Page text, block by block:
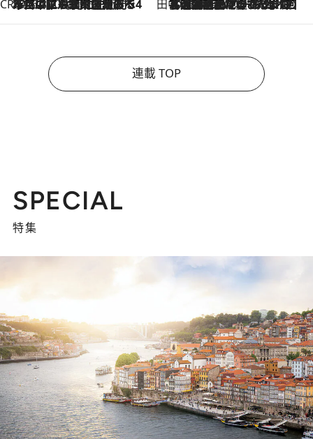
CREA'S CHOICE
2026.8.7
「立川にも歌舞伎があるんだよ」 片岡仁左衛門・市川中車ら豪華座組みで4年目の立川立飛歌舞伎へ 田中稲の勝手に再ブーム
2026.8.7
「湘南乃風に憧れて」観客大盛上がりの“タオル回し”に、ラッパー顔負けの高速歌唱まで…さだまさし（74）のアグレッシブすぎる現在地
連載 TOP
SPECIAL
特集